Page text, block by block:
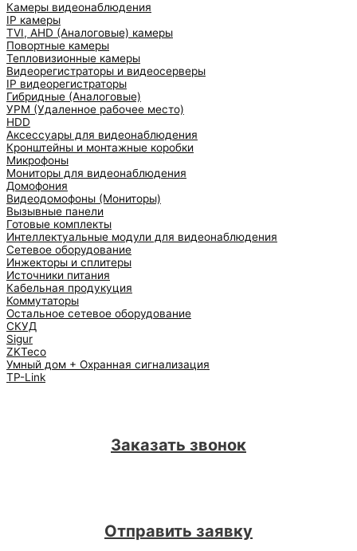
Камеры видеонаблюдения
IP камеры
TVI, AHD (Аналоговые) камеры
Повортные камеры
Тепловизионные камеры
Видеорегистраторы и видеосерверы
IP видеорегистраторы
Гибридные (Аналоговые)
УРМ (Удаленное рабочее место)
HDD
Аксессуары для видеонаблюдения
Кронштейны и монтажные коробки
Микрофоны
Мониторы для видеонаблюдения
Домофония
Видеодомофоны (Мониторы)
Вызывные панели
Готовые комплекты
Интеллектуальные модули для видеонаблюдения
Сетевое оборудование
Инжекторы и сплитеры
Источники питания
Кабельная продукуция
Коммутаторы
Остальное сетевое оборудование
СКУД
Sigur
ZKTeco
Умный дом + Охранная сигнализация
TP-Link
Заказать звонок
Отправить заявку